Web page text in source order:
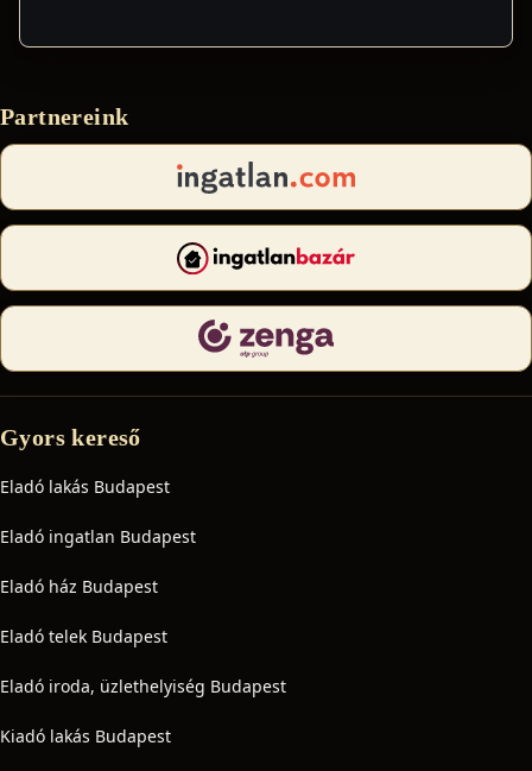
Partnereink
Gyors kereső
Eladó lakás Budapest
Eladó ingatlan Budapest
Eladó ház Budapest
Eladó telek Budapest
Eladó iroda, üzlethelyiség Budapest
Kiadó lakás Budapest